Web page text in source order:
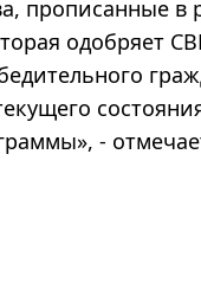
прописанные
одобряет
-